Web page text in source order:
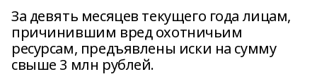
За девять месяцев текущего года лицам,
причинившим вред охотничьим
ресурсам, предъявлены иски на сумму
свыше 3 млн рублей.